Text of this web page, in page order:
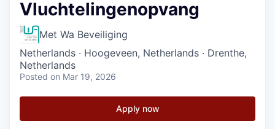
Vluchtelingenopvang
Met Wa Beveiliging
Netherlands · Hoogeveen, Netherlands · Drenthe,
Netherlands
Posted on Mar 19, 2026
Apply now